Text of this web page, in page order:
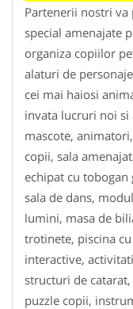
Partenerii nostri va
special amenajate
organiza copiilor
alaturi de
cei mai haiosi
invata lucruri noi si
mascote,
copii, sala
echipat cu
sala de dans,
lumini, masa de
trotinete, piscina
interactive,
structuri de
puzzle copii,